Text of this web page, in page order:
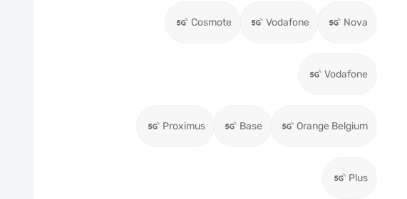
Nova
Vodafone
Cosmote
Vodafone
Orange Belgium
Base
Proximus
Plus